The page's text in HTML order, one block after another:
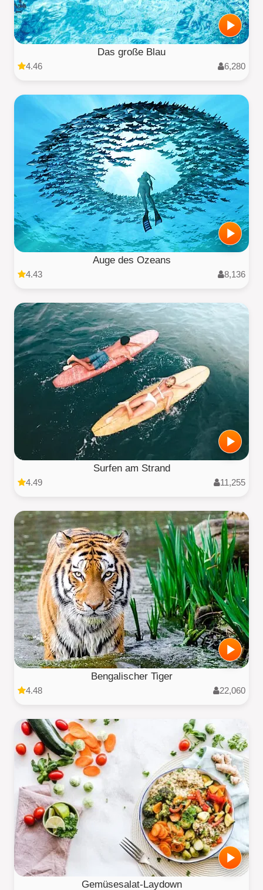
Das große Blau
4.46 6,280
Auge des Ozeans
4.43 8,136
Surfen am Strand
4.49 11,255
Bengalischer Tiger
4.48 22,060
Gemüsesalat-Laydown